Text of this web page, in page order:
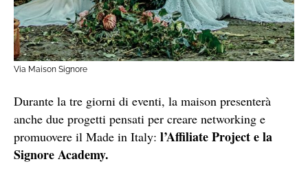
Via Maison Signore
Durante la tre giorni di eventi, la maison presenterà
anche due progetti pensati per creare networking e
promuovere il Made in Italy: l’Affiliate Project e la
Signore Academy.